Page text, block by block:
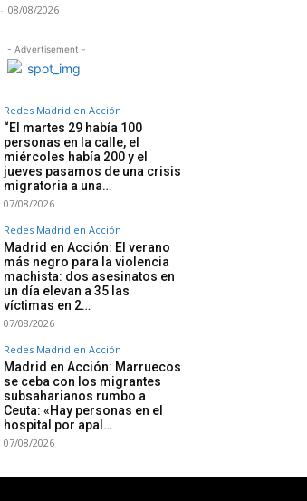
- 08/08/2026
- Advertisement -
Redes Madrid en Acción
“El martes 29 había 100
personas en la calle, el
miércoles había 200 y el
jueves pasamos de una crisis
migratoria a una…
07/08/2026
Redes Madrid en Acción
Madrid en Acción: El verano
más negro para la violencia
machista: dos asesinatos en
un día elevan a 35 las
víctimas en 2…
07/08/2026
Redes Madrid en Acción
Madrid en Acción: Marruecos
se ceba con los migrantes
subsaharianos rumbo a
Ceuta: «Hay personas en el
hospital por apal…
07/08/2026